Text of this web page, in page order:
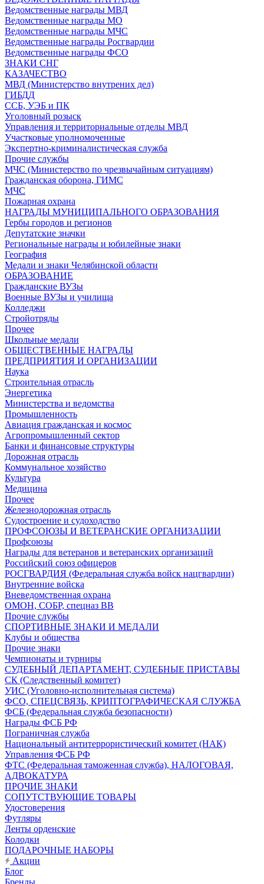
Ведомственные награды МВД
Ведомственные награды МО
Ведомственные награды МЧС
Ведомственные награды Росгвардии
Ведомственные награды ФСО
ЗНАКИ СНГ
КАЗАЧЕСТВО
МВД (Министерство внутрених дел)
ГИБДД
ССБ, УЭБ и ПК
Уголовный розыск
Управления и территориальные отделы МВД
Участковые уполномоченные
Экспертно-криминалистическая служба
Прочие службы
МЧС (Министерство по чрезвычайным ситуациям)
Гражданская оборона, ГИМС
МЧС
Пожарная охрана
НАГРАДЫ МУНИЦИПАЛЬНОГО ОБРАЗОВАНИЯ
Гербы городов и регионов
Депутатские значки
Региональные награды и юбилейные знаки
География
Медали и знаки Челябинской области
ОБРАЗОВАНИЕ
Гражданские ВУЗы
Военные ВУЗы и училища
Колледжи
Стройотряды
Прочее
Школьные медали
ОБЩЕСТВЕННЫЕ НАГРАДЫ
ПРЕДПРИЯТИЯ И ОРГАНИЗАЦИИ
Наука
Строительная отрасль
Энергетика
Министерства и ведомства
Промышленность
Авиация гражданская и космос
Агропромышленный сектор
Банки и финансовые структуры
Дорожная отрасль
Коммунальное хозяйство
Культура
Медицина
Прочее
Железнодорожная отрасль
Судостроение и судоходство
ПРОФСОЮЗЫ И ВЕТЕРАНСКИЕ ОРГАНИЗАЦИИ
Профсоюзы
Награды для ветеранов и ветеранских организаций
Российский союз офицеров
РОСГВАРДИЯ (Федеральная служба войск нацгвардии)
Внутренние войска
Вневедомственная охрана
ОМОН, СОБР, спецназ ВВ
Прочие службы
СПОРТИВНЫЕ ЗНАКИ И МЕДАЛИ
Клубы и общества
Прочие знаки
Чемпионаты и турниры
СУДЕБНЫЙ ДЕПАРТАМЕНТ, СУДЕБНЫЕ ПРИСТАВЫ
СК (Следственный комитет)
УИС (Уголовно-исполнительная система)
ФСО, СПЕЦСВЯЗЬ, КРИПТОГРАФИЧЕСКАЯ СЛУЖБА
ФСБ (Федеральная служба безопасности)
Награды ФСБ РФ
Пограничная служба
Национальный антитеррористический комитет (НАК)
Управления ФСБ РФ
ФТС (Федеральная таможенная служба), НАЛОГОВАЯ,
АДВОКАТУРА
ПРОЧИЕ ЗНАКИ
СОПУТСТВУЮЩИЕ ТОВАРЫ
Удостоверения
Футляры
Ленты орденские
Колодки
ПОДАРОЧНЫЕ НАБОРЫ
Акции
Блог
Бренды